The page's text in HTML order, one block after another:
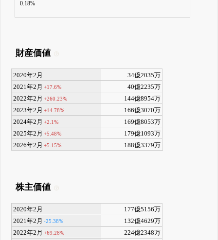
0.18%
財産価値
2020年2月
34億2035万
2021年2月 +17.6%
40億2235万
2022年2月 +260.23%
144億8954万
2023年2月 +14.78%
166億3070万
2024年2月 +2.1%
169億8053万
2025年2月 +5.48%
179億1093万
2026年2月 +5.15% 188億3379万
株主価値
2020年2月
177億5156万
2021年2月 -25.38%
132億4629万
2022年2月 +69.28%
224億2348万